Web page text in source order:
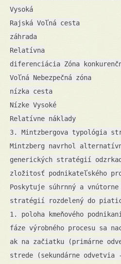
Vysoká
Rajská Voľná cesta
záhrada
Relatívna
diferenciácia Zóna
Voľná Nebezpečná zóna
nízka cesta
Nízke Vysoké
Relatívne náklady
3. Mintzbergova typológia
Mintzberg navrhol
generických stratégií
zložitosť podnikateľského
Poskytuje súhrnný a
stratégií rozdelený do
1. poloha kmeňového
fáze výrobného procesu sa
ak na začiatku (primárne
strede (sekundárne odvetvia